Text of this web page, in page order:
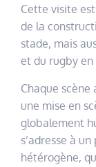
Cette visite
de la
stade, mais
et du rugby en
Chaque
une mise en
globalement
s’adresse à
hétérogène,